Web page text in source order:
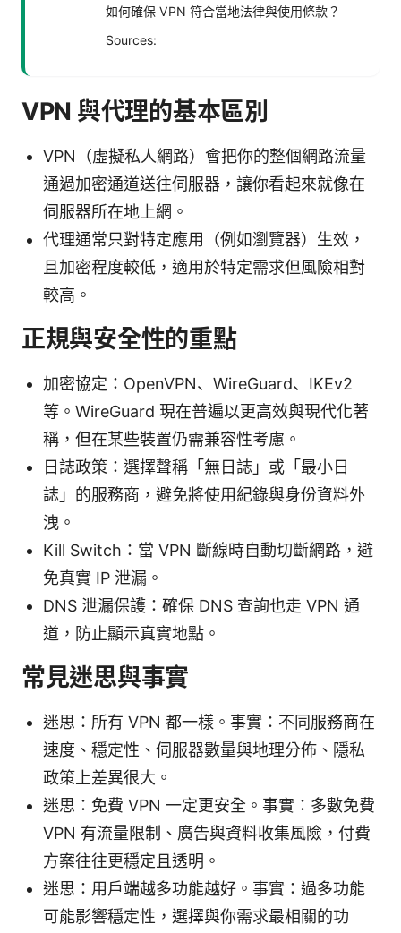
如何確保 VPN 符合當地法律與使用條款？
Sources:
VPN 與代理的基本區別
VPN（虛擬私人網路）會把你的整個網路流量
通過加密通道送往伺服器，讓你看起來就像在
伺服器所在地上網。
代理通常只對特定應用（例如瀏覽器）生效，
且加密程度較低，適用於特定需求但風險相對
較高。
正規與安全性的重點
加密協定：OpenVPN、WireGuard、IKEv2
等。WireGuard 現在普遍以更高效與現代化著
稱，但在某些裝置仍需兼容性考慮。
日誌政策：選擇聲稱「無日誌」或「最小日
誌」的服務商，避免將使用紀錄與身份資料外
洩。
Kill Switch：當 VPN 斷線時自動切斷網路，避
免真實 IP 泄漏。
DNS 泄漏保護：確保 DNS 查詢也走 VPN 通
道，防止顯示真實地點。
常見迷思與事實
迷思：所有 VPN 都一樣。事實：不同服務商在
速度、穩定性、伺服器數量與地理分佈、隱私
政策上差異很大。
迷思：免費 VPN 一定更安全。事實：多數免費
VPN 有流量限制、廣告與資料收集風險，付費
方案往往更穩定且透明。
迷思：用戶端越多功能越好。事實：過多功能
可能影響穩定性，選擇與你需求最相關的功